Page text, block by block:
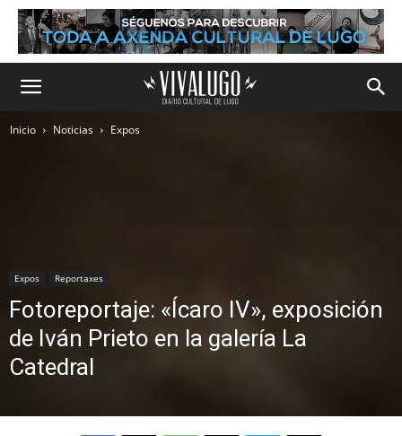
Inicio Noticias Expos
Expos Reportaxes
Fotoreportaje: «Ícaro IV», exposición
de Iván Prieto en la galería La
Catedral